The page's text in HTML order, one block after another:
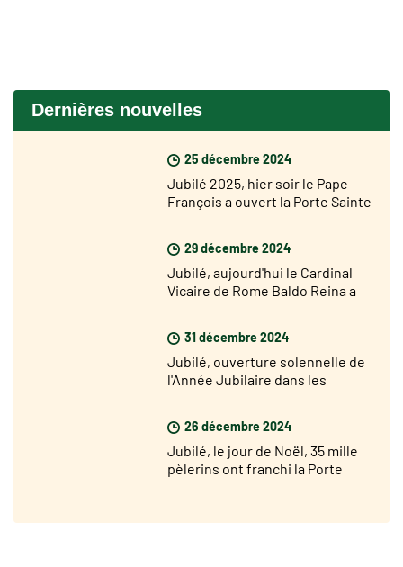
Dernières nouvelles
25 décembre 2024
Jubilé 2025, hier soir le Pape
François a ouvert la Porte Sainte
29 décembre 2024
Jubilé, aujourd'hui le Cardinal
Vicaire de Rome Baldo Reina a
31 décembre 2024
Jubilé, ouverture solennelle de
l'Année Jubilaire dans les
26 décembre 2024
Jubilé, le jour de Noël, 35 mille
pèlerins ont franchi la Porte